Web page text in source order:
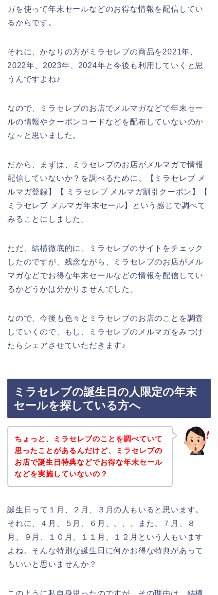
ガを使って年末セールなどのお得な情報を配信してい
るからです。
それに、かなりの方がミラセレブの商品を2021年、
2022年、2023年、2024年と今後も利用していくと思
うんですよね♪
なので、ミラセレブのお店でメルマガなどで年末セー
ルの情報やクーポンコードなどを配布していないのか
な～と思いました。
だから、まずは、ミラセレブのお店がメルマガで情報
配信していないか？を調べるために、【ミラセレブ メ
ルマガ登録】【 ミラセレブ メルマガ割引クーポン】【
ミラセレブ メルマガ年末セール】という感じで調べて
みることにしました。
ただ、結構徹底的に、ミラセレブのサイトをチェック
したのですが、残念ながら、ミラセレブのお店がメル
マガなどでお得な年末セールなどの情報を配信してい
るかどうかは分かりませんでした。
なので、今後も色々とミラセレブのお店のことを調査
していくので、もし、ミラセレブのメルマガをみつけ
たらシェアさせていただきます♪
ミラセレブの誕生日の人限定の年末
セールを探している方へ
ちょっと、ミラセレブのことを調べていて
思ったことがあるんだけど、ミラセレブの
お店で誕生日特典などでお得な年末セール
などを実施していないの？
誕生日って１月、２月、３月の人もいると思います。
それに、４月、５月、６月、、、。また、７月、８
月、９月、１０月、１１月、１２月という人もいます
よね。そんな特別な誕生日に何かお得な特典があって
もいいと思いませんか？
このように私自身思ったのですが、その理由は、結構